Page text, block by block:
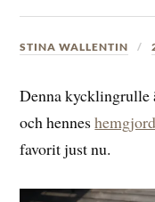
STINA WALLENTIN
Denna kycklingrulle
och hennes
favorit just nu.